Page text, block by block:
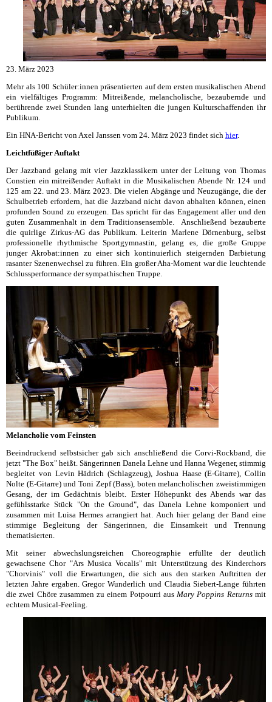
23. März 2023
Mehr als 100 Schüler:innen präsentierten auf dem ersten musikalischen Abend
ein vielfältiges Programm: Mitreißende, melancholische, bezaubernde und
berührende zwei Stunden lang unterhielten die jungen Kulturschaffenden ihr
Publikum.
Ein HNA-Bericht von Axel Janssen vom 24. März 2023 findet sich hier.
Leichtfüßiger Auftakt
Der Jazzband gelang mit vier Jazzklassikern unter der Leitung von Thomas
Constien ein mitreißender Auftakt in die Musikalischen Abende Nr. 124 und
125 am 22. und 23. März 2023. Die vielen Abgänge und Neuzugänge, die der
Schulbetrieb erfordern, hat die Jazzband nicht davon abhalten können, einen
profunden Sound zu erzeugen. Das spricht für das Engagement aller und den
guten Zusammenhalt in dem Traditionsensemble. Anschließend bezauberte
die quirlige Zirkus-AG das Publikum. Leiterin Marlene Dörnenburg, selbst
professionelle rhythmische Sportgymnastin, gelang es, die große Gruppe
junger Akrobat:innen zu einer sich kontinuierlich steigernden Darbietung
rasanter Szenenwechsel zu führen. Ein großer Aha-Moment war die leuchtende
Schlussperformance der sympathischen Truppe.
Melancholie vom Feinsten
Beeindruckend selbstsicher gab sich anschließend die Corvi-Rockband, die
jetzt "The Box" heißt. Sängerinnen Danela Lehne und Hanna Wegener, stimmig
begleitet von Levin Hädrich (Schlagzeug), Joshua Haase (E-Gitarre), Collin
Nolte (E-Gitarre) und Toni Zepf (Bass), boten melancholischen zweistimmigen
Gesang, der im Gedächtnis bleibt. Erster Höhepunkt des Abends war das
gefühlsstarke Stück "On the Ground", das Danela Lehne komponiert und
zusammen mit Luisa Hermes arrangiert hat. Auch hier gelang der Band eine
stimmige Begleitung der Sängerinnen, die Einsamkeit und Trennung
thematisierten.
Mit seiner abwechslungsreichen Choreographie erfüllte der deutlich
gewachsene Chor "Ars Musica Vocalis" mit Unterstützung des Kinderchors
"Chorvinis" voll die Erwartungen, die sich aus den starken Auftritten der
letzten Jahre ergaben. Gregor Wunderlich und Claudia Siebert-Lange führten
die zwei Chöre zusammen zu einem Potpourri ausMary Poppins Returnsmit
echtem Musical-Feeling.